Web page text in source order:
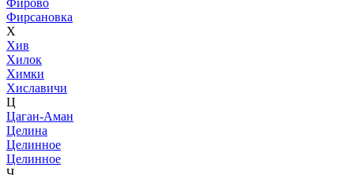
Фирсановка
Х
Хив
Хилок
Химки
Хиславичи
Ц
Цаган-Аман
Целина
Целинное
Целинное